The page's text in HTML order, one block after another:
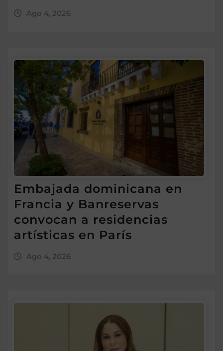
Ago 4, 2026
Embajada dominicana en
Francia y Banreservas
convocan a residencias
artísticas en París
Ago 4, 2026